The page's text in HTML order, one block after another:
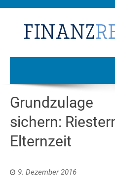
Grundzulage
sichern:
Elternzeit
9. Dezember 2016